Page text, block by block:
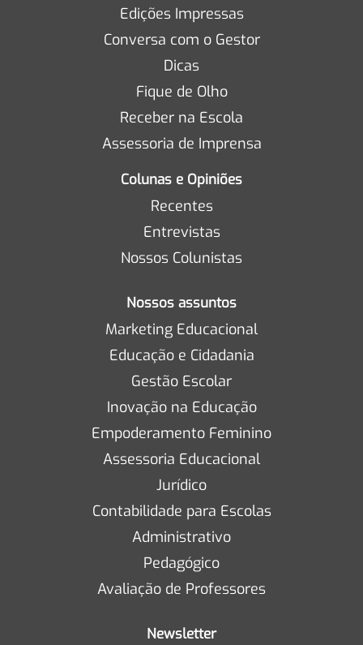
Edições Impressas
Conversa com o Gestor
Dicas
Fique de Olho
Receber na Escola
Assessoria de Imprensa
Colunas e Opiniões
Recentes
Entrevistas
Nossos Colunistas
Nossos assuntos
Marketing Educacional
Educação e Cidadania
Gestão Escolar
Inovação na Educação
Empoderamento Feminino
Assessoria Educacional
Jurídico
Contabilidade para Escolas
Administrativo
Pedagógico
Avaliação de Professores
Newsletter